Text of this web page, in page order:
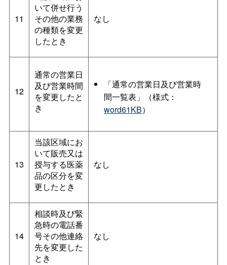
11
いて併せ行う
その他の業務
の種類を変更
したとき
なし
12
通常の営業日
及び営業時間
を変更したと
き
「通常の営業日及び営業時
間一覧表」（様式：
word61KB）
13
当該区域にお
いて販売又は
授与する医薬
品の区分を変
更したとき
なし
14
相談時及び緊
急時の電話番
号その他連絡
先を変更した
とき
なし